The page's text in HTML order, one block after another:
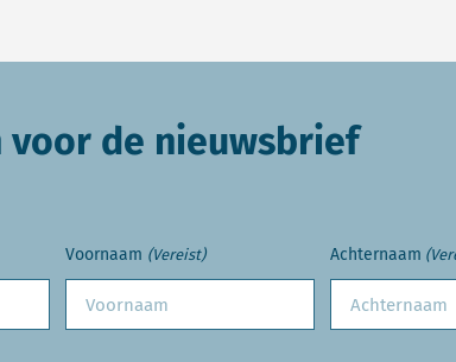
voor de nieuwsbrief
Voornaam (Vereist) Achternaam